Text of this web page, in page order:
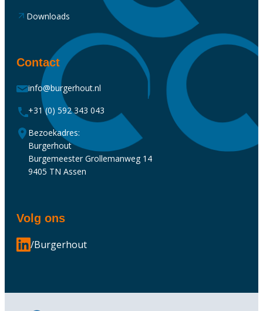
Downloads
Contact
info@burgerhout.nl
+31 (0) 592 343 043
Bezoekadres:
Burgerhout
Burgemeester Grollemanweg 14
9405 TN Assen
Volg ons
/Burgerhout